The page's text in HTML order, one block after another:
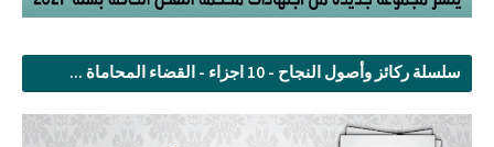
سلسلة ركائز وأصول النجاح - 10 اجزاء - القضاء المحاماة ...